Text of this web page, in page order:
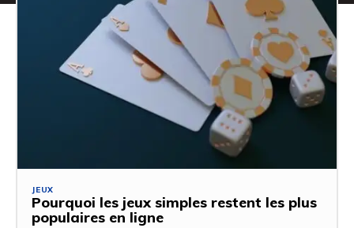
JEUX
Pourquoi les jeux simples restent les plus
populaires en ligne